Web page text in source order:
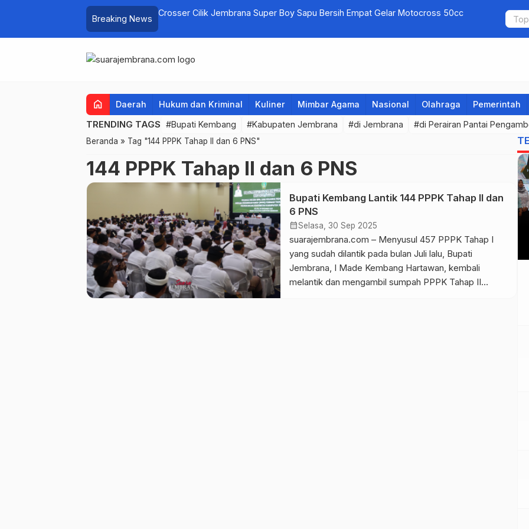
Breaking News
Crosser Cilik Jembrana Super Boy Sapu Bersih Empat Gelar Motocross 50cc Jembrana
home Daerah Hukum dan Kriminal Kuliner Mimbar Agama Nasional Olahraga Pemerintah
TRENDING TAGS #Bupati Kembang #Kabupaten Jembrana #di Jembrana #di Perairan Pantai
Beranda » Tag "144 PPPK Tahap II dan 6 PNS"
144 PPPK Tahap II dan 6 PNS
Bupati Kembang Lantik 144 PPPK Tahap II dan
6 PNS
calendar_monthSelasa, 30 Sep 2025
suarajembrana.com – Menyusul 457 PPPK Tahap I
yang sudah dilantik pada bulan Juli lalu, Bupati
Jembrana, I Made Kembang Hartawan, kembali
melantik dan mengambil sumpah PPPK Tahap II